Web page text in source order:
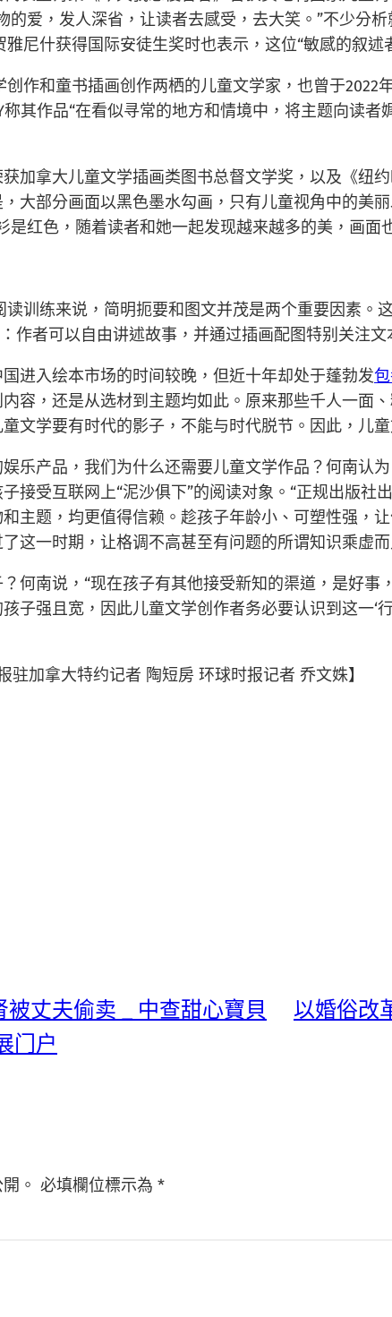
爱，发人深省，让读者去感受，去大笑。”不少分
尼什获得国际安徒生奖时也表示，这位“敏感的叙
创作和童书插画创作两栖的儿童文学家，也曾于
其作品“在看似寻常的地方和情境中，将主题向读
加拿大儿童文学插画类图书总督文学奖，以及《纽
大部分画面以黑色墨水勾画，只有儿童视角中的美
红色，随着读者和她一起发现越来越多的美，画面
读训练来说，简明扼要和图文并茂是两个重要因素
作者可以自由讲述故事，并通过插画配图特别关注
进入绘本市场的时间较晚，但近十年却处于蓬勃发
容，还是从选材到主题均如此。原来那些千人一面
文学要有时代的影子，不能与时代脱节。因此，儿
乐产品，我们为什么还需要儿童文学作品？何南认
接受互联网上“泥沙俱下”的阅读对象。“正规出版
主题，均更值得信赖。趁孩子年龄小、可塑性强，
这一时期，让格调不高甚至有问题的所谓知识乘虚
何南说，“现在孩子有其他接受新知的渠道，是好
子强且宽，因此儿童文学创作者务必要认识到这一‘
驻加拿大特约记者 陶短房 环球时报记者 乔文姝】
丈夫偷卖 _ 中查甜心寶貝
门户
以婚俗改
。 必填欄位標示為 *